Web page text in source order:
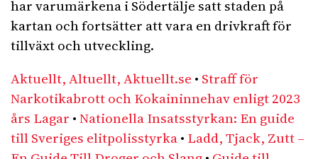
har varumärkena i Södertälje satt staden på
kartan och fortsätter att vara en drivkraft för
tillväxt och utveckling.
Aktuellt, Altuellt, Aktuellt.se • Straff för
Narkotikabrott och Kokaininnehav enligt 2023
års Lagar •Nationella Insatsstyrkan: En guide
till Sveriges elitpolisstyrka• Ladd, Tjack, Zutt –